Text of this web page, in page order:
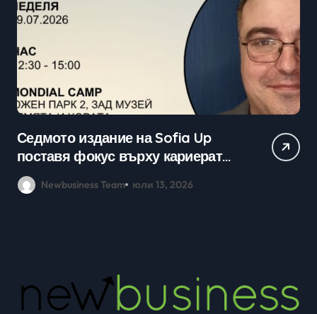
Седмото издание на Sofia Up
поставя фокус върху кариерата
в технологичния сектор и
възможностите в ерата на AI
Newbusiness Team юли 13, 2026